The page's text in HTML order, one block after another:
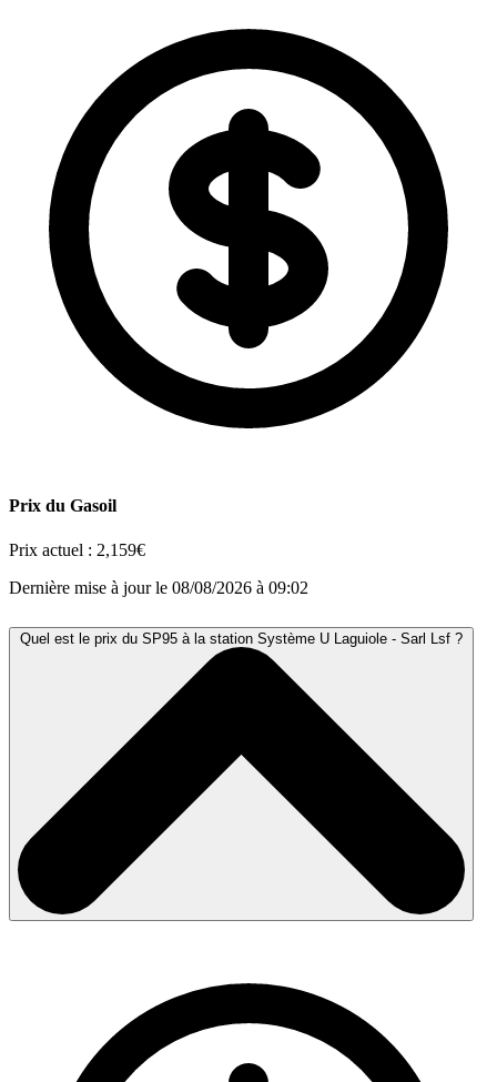
Prix du Gasoil
Prix actuel : 2,159€
Dernière mise à jour le 08/08/2026 à 09:02
Quel est le prix du SP95 à la station Système U Laguiole - Sarl Lsf ?